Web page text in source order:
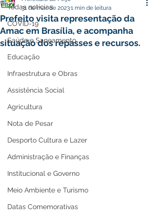
Todas notícias
COVID-19
Saúde e Saneamento
Educação
Infraestrutura e Obras
Assistência Social
Agricultura
Nota de Pesar
Desporto Cultura e Lazer
Administração e Finanças
Institucional e Governo
Meio Ambiente e Turismo
Datas Comemorativas
Prefeito visita representação da
Amac em Brasília, e acompanha
situação dos repasses e recursos.
31 de mar. de 20231 min de leitura